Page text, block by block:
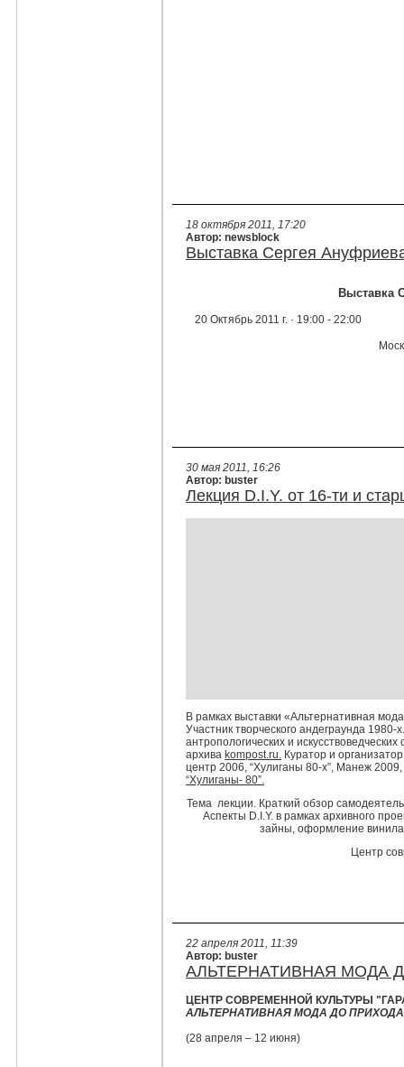
18 октября 2011, 17:20
Автор: newsblock
Выставка Сергея
Выставка
20 Октябрь 2011 г. · 19:00 - 22:00
30 мая 2011, 16:26
Автор: buster
Лекция D.I.Y. от 16-ти и
В рамках выставки «Альтернативная
Участник творческого андеграунда
антропологических и
архива kompost.ru. Куратор и
центр 2006, “Хулиганы 80-х”, Манеж
“Хулиганы- 80”.
Тема лекции. Краткий обзор
Аспекты D.I.Y. в рамках архивного
зайны, оформление
Центр
22 апреля 2011, 11:39
Автор: buster
АЛЬТЕРНАТИВНАЯ МОДА
ЦЕНТР СОВРЕМЕННОЙ КУЛЬТУРЫ
АЛЬТЕРНАТИВНАЯ МОДА ДО ПРИХОДА
(28 апреля – 12 июня)